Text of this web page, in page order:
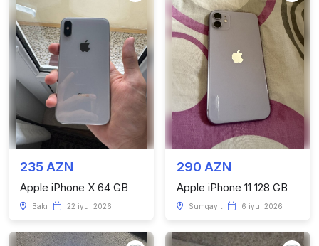
235 AZN
Apple iPhone X 64 GB
Bakı 22 iyul 2026
290 AZN
Apple iPhone 11 128 GB
Sumqayıt 6 iyul 2026